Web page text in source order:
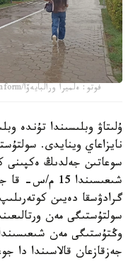
فوتو: ەلميرا ورالبايەۆا/kazinform
ۇلىتاۋ وبلىسىندا تۇندە
نايزاعاي وينايدى.
سوعاتىن جەلدىڭ ەكپىنى
گرادۋسقا دەيىن
سولتۇستىگى مەن
وڭتۇستىگى مەن
جەزقازعان قالاسىندا دا